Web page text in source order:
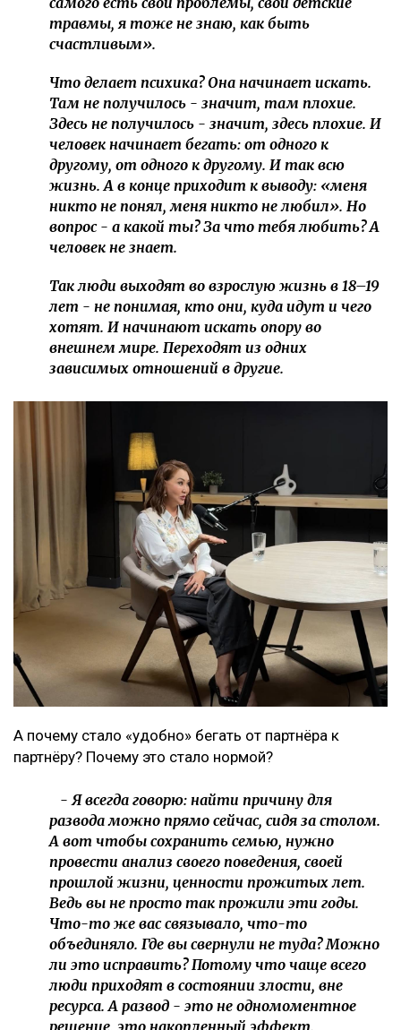
травмы, я тоже не знаю, как быть
счастливым».
Что делает психика? Она начинает искать.
Там не получилось - значит, там плохие.
Здесь не получилось - значит, здесь плохие. И
человек начинает бегать: от одного к
другому, от одного к другому. И так всю
жизнь. А в конце приходит к выводу: «меня
никто не понял, меня никто не любил». Но
вопрос - а какой ты? За что тебя любить? А
человек не знает.
Так люди выходят во взрослую жизнь в 18–19
лет - не понимая, кто они, куда идут и чего
хотят. И начинают искать опору во
внешнем мире. Переходят из одних
зависимых отношений в другие.
А почему стало «удобно» бегать от партнёра к
партнёру? Почему это стало нормой?
- Я всегда говорю: найти причину для
развода можно прямо сейчас, сидя за столом.
А вот чтобы сохранить семью, нужно
провести анализ своего поведения, своей
прошлой жизни, ценности прожитых лет.
Ведь вы не просто так прожили эти годы.
Что-то же вас связывало, что-то
объединяло. Где вы свернули не туда? Можно
ли это исправить? Потому что чаще всего
люди приходят в состоянии злости, вне
ресурса. А развод - это не одномоментное
решение, это накопленный эффект.